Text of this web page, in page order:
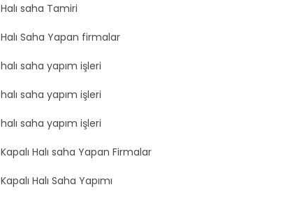
Halı saha Tamiri
Halı Saha Yapan firmalar
halı saha yapım işleri
halı saha yapım işleri
halı saha yapım işleri
Kapalı Halı saha Yapan Firmalar
Kapalı Halı Saha Yapımı